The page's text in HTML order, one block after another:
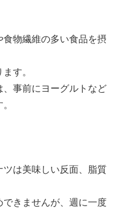
食物繊維の多い食品を摂
す。
事前にヨーグルトなど
は美味しい反面、脂質
きませんが、週に一度